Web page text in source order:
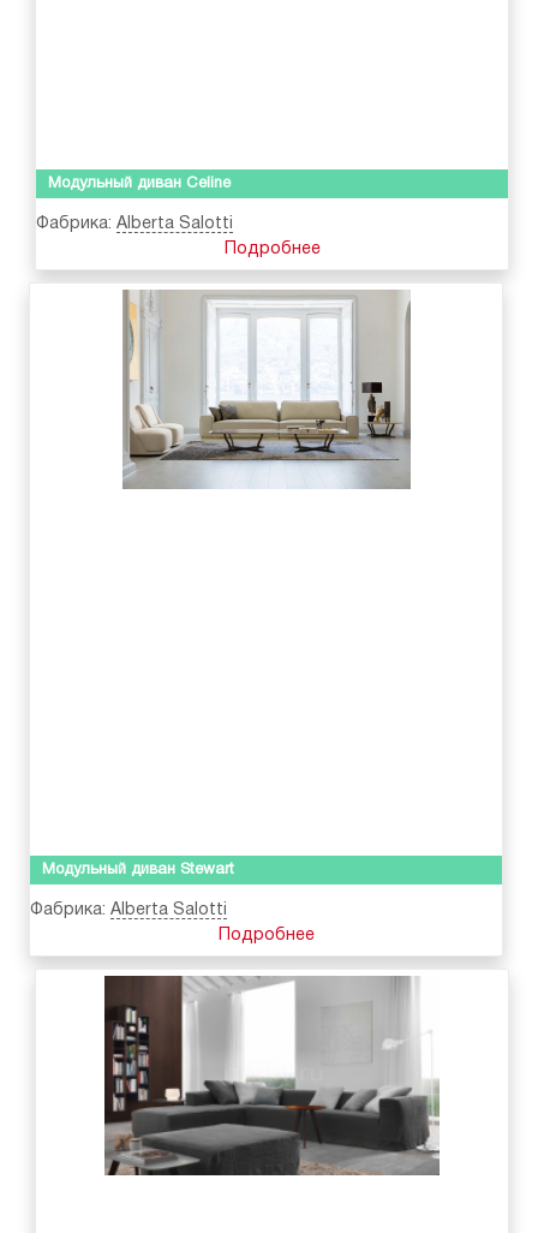
Модульный диван Celine
Фабрика: Alberta Salotti
Подробнее
Модульный диван Stewart
Фабрика: Alberta Salotti
Подробнее